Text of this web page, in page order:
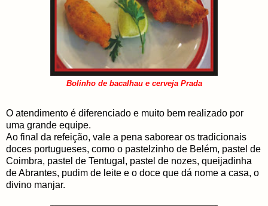
Bolinho de bacalhau e cerveja Prada
O atendimento é diferenciado e muito bem realizado por
uma grande equipe.
Ao final da refeição, vale a pena saborear os tradicionais
doces portugueses, como o pastelzinho de Belém, pastel de
Coimbra, pastel de Tentugal, pastel de nozes, queijadinha
de Abrantes, pudim de leite e o doce que dá nome a casa, o
divino manjar.